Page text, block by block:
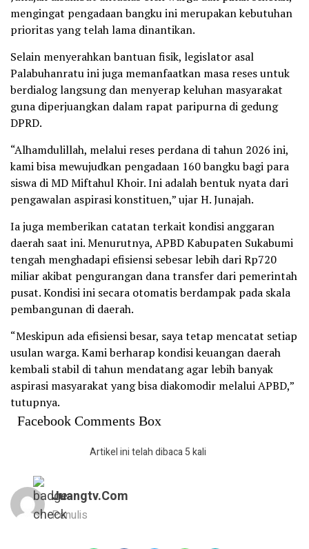
mengingat pengadaan bangku ini merupakan kebutuhan
prioritas yang telah lama dinantikan.
Selain menyerahkan bantuan fisik, legislator asal
Palabuhanratu ini juga memanfaatkan masa reses untuk
berdialog langsung dan menyerap keluhan masyarakat
guna diperjuangkan dalam rapat paripurna di gedung
DPRD.
“Alhamdulillah, melalui reses perdana di tahun 2026 ini,
kami bisa mewujudkan pengadaan 160 bangku bagi para
siswa di MD Miftahul Khoir. Ini adalah bentuk nyata dari
pengawalan aspirasi konstituen,” ujar H. Junajah.
Ia juga memberikan catatan terkait kondisi anggaran
daerah saat ini. Menurutnya, APBD Kabupaten Sukabumi
tengah menghadapi efisiensi sebesar lebih dari Rp720
miliar akibat pengurangan dana transfer dari pemerintah
pusat. Kondisi ini secara otomatis berdampak pada skala
pembangunan di daerah.
“Meskipun ada efisiensi besar, saya tetap mencatat setiap
usulan warga. Kami berharap kondisi keuangan daerah
kembali stabil di tahun mendatang agar lebih banyak
aspirasi masyarakat yang bisa diakomodir melalui APBD,”
tutupnya.
Facebook Comments Box
Artikel ini telah dibaca 5 kali
Juangtv.com
Penulis